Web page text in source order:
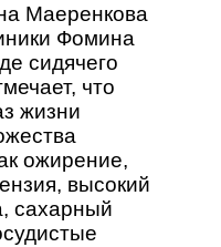
Маеренкова
Фомина
сидячего
что
жизни
ожирение,
высокий
сахарный